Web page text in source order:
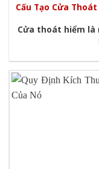
Cấu Tạo Cửa Thoát
Cửa thoát hiểm